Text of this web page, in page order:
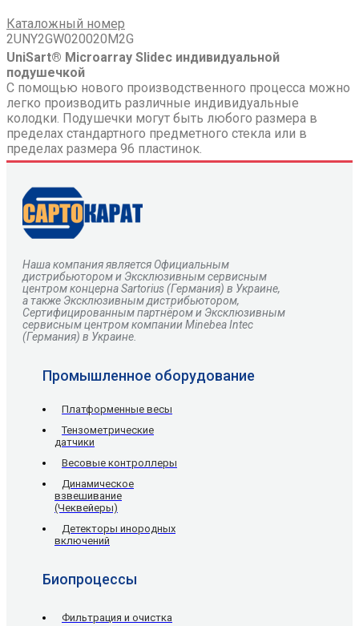
Каталожный номер
2UNY2GW020020M2G
UniSart® Microarray Slideс индивидуальной
подушечкой
С помощью нового производственного процесса можно
легко производить различные индивидуальные
колодки. Подушечки могут быть любого размера в
пределах стандартного предметного стекла или в
пределах размера 96 пластинок.
Наша компания является Официальным
дистрибьютором и Эксклюзивным сервисным
центромконцернаSartorius(Германия) в Украине,
а также Эксклюзивным дистрибьютором,
Сертифицированным партнёром и Эксклюзивным
сервисным центром компании Minebea Intec
(Германия) в Украине.
Промышленное оборудование
Платформенные весы
Тензометрические
датчики
Весовые контроллеры
Динамическое
взвешивание
(Чеквейеры)
Детекторы инородных
включений
Биопроцессы
Фильтрация и очистка